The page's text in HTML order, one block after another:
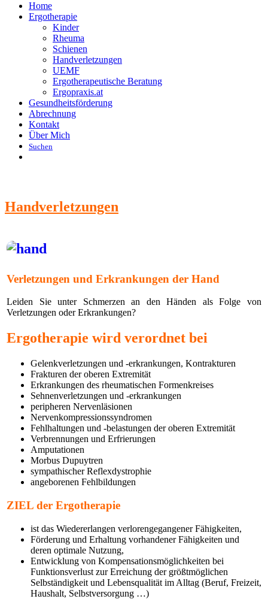
Home
Ergotherapie
Kinder
Rheuma
Schienen
Handverletzungen
UEMF
Ergotherapeutische Beratung
Ergopraxis.at
Gesundheitsförderung
Abrechnung
Kontakt
Über Mich
Suchen
Handverletzungen
Verletzungen und Erkrankungen der Hand
Leiden Sie unter Schmerzen an den Händen als Folge von
Verletzungen oder Erkrankungen?
Ergotherapie wird verordnet bei
Gelenkverletzungen und -erkrankungen, Kontrakturen
Frakturen der oberen Extremität
Erkrankungen des rheumatischen Formenkreises
Sehnenverletzungen und -erkrankungen
peripheren Nervenläsionen
Nervenkompressionssyndromen
Fehlhaltungen und -belastungen der oberen Extremität
Verbrennungen und Erfrierungen
Amputationen
Morbus Dupuytren
sympathischer Reflexdystrophie
angeborenen Fehlbildungen
ZIEL der Ergotherapie
ist das Wiedererlangen verlorengegangener Fähigkeiten,
Förderung und Erhaltung vorhandener Fähigkeiten und
deren optimale Nutzung,
Entwicklung von Kompensationsmöglichkeiten bei
Funktionsverlust zur Erreichung der größtmöglichen
Selbständigkeit und Lebensqualität im Alltag (Beruf, Freizeit,
Haushalt, Selbstversorgung …)